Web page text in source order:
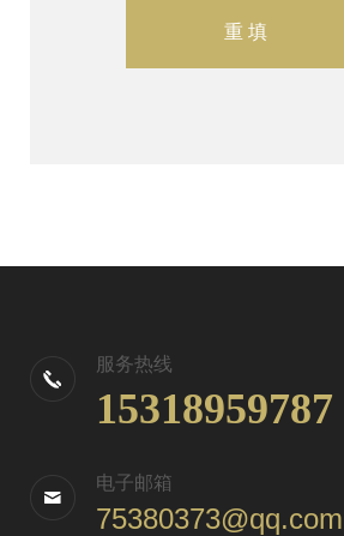
服务热线
15318959787
电子邮箱
75380373@qq.com